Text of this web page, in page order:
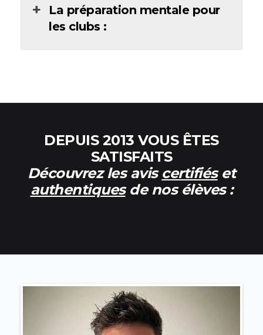
La préparation mentale pour
les clubs :
DEPUIS 2013 VOUS ÊTES
SATISFAITS
Découvrez les avis certifiéset
authentiquesde nos élèves :